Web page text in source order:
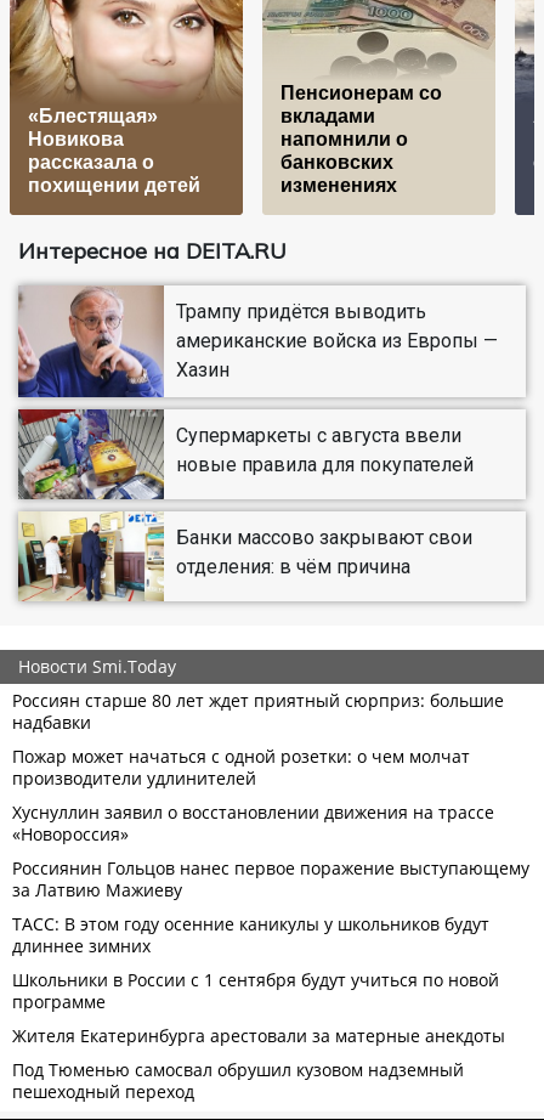
«Блестящая»
Новикова
рассказала о
похищении детей
Пенсионерам со
вкладами
напомнили о
банковских
изменениях
Интересное на DEITA.RU
Трампу придётся выводить
американские войска из Европы —
Хазин
Супермаркеты с августа ввели
новые правила для покупателей
Банки массово закрывают свои
отделения: в чём причина